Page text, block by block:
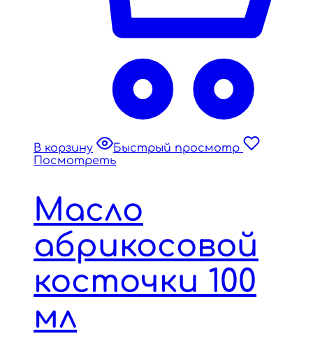
В корзину
Быстрый просмотр
Посмотреть
Масло
абрикосовой
косточки 100
мл